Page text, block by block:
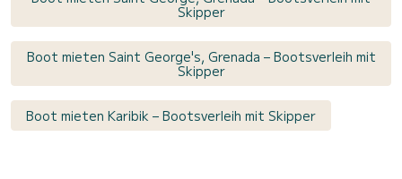
Skipper
Boot mieten Saint George's, Grenada – Bootsverleih mit
Skipper
Boot mieten Karibik – Bootsverleih mit Skipper